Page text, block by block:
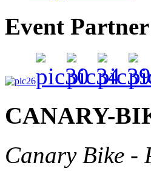
Event Partner
CANARY-
Canary Bike -